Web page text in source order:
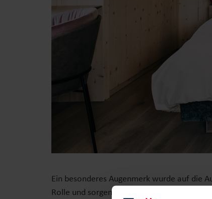
Ein besonderes Augenmerk wurde auf die
Rolle und sorgen für höchsten Wohn- und